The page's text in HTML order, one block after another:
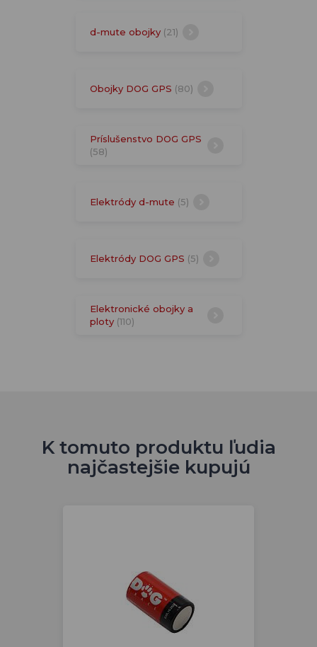
d-mute obojky (21)
Obojky DOG GPS (80)
Príslušenstvo DOG GPS
(58)
Elektródy d-mute (5)
Elektródy DOG GPS (5)
Elektronické obojky a
ploty (110)
K tomuto produktu ľudia
najčastejšie kupujú